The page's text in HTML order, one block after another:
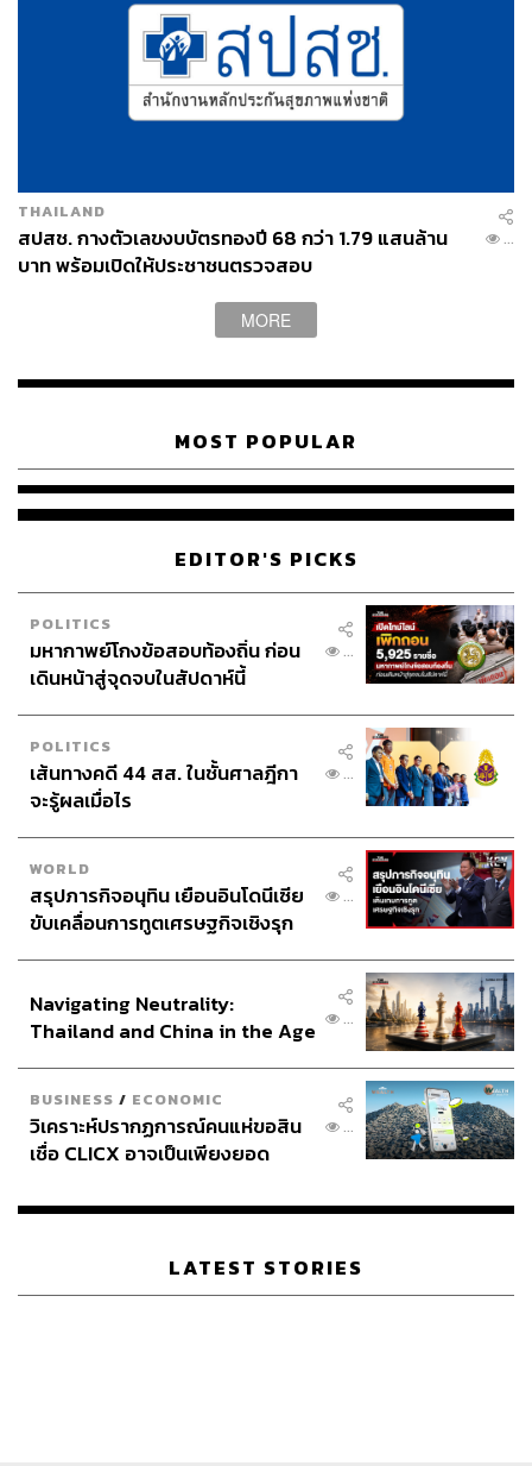
THAILAND
สปสช. กางตัวเลขงบบัตรทองปี 68 กว่า 1.79 แสนล้าน
บาท พร้อมเปิดให้ประชาชนตรวจสอบ
...
MORE
MOST POPULAR
EDITOR'S PICKS
POLITICS
มหากาพย์โกงข้อสอบท้องถิ่น ก่อน
เดินหน้าสู่จุดจบในสัปดาห์นี้
...
POLITICS
เส้นทางคดี 44 สส. ในชั้นศาลฎีกา
จะรู้ผลเมื่อไร
...
WORLD
สรุปภารกิจอนุทิน เยือนอินโดนีเซีย
ขับเคลื่อนการทูตเศรษฐกิจเชิงรุก
...
Navigating Neutrality:
Thailand and China in the Age
...
BUSINESS / ECONOMIC
วิเคราะห์ปรากฏการณ์คนแห่ขอสิน
เชื่อ CLICX อาจเป็นเพียงยอด
เรือนไทยที่ถูกซุกไว้
...
LATEST STORIES